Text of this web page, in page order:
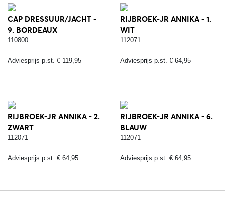
CAP DRESSUUR/JACHT -
9. BORDEAUX
110800
Adviesprijs p.st. € 119,95
RIJBROEK-JR ANNIKA - 1.
WIT
112071
Adviesprijs p.st. € 64,95
RIJBROEK-JR ANNIKA - 2.
ZWART
112071
Adviesprijs p.st. € 64,95
RIJBROEK-JR ANNIKA - 6.
BLAUW
112071
Adviesprijs p.st. € 64,95